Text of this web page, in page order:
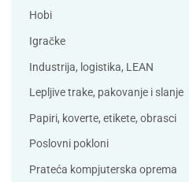
Debatin
Duracell
ELBA
Eleven
Elix Clean
Falken
Flieger
Fun Range
Hobi
Igračke
Industrija, logistika, LEAN
Lepljive trake, pakovanje i slanje
Papiri, koverte, etikete, obrasci
Poslovni pokloni
Prateća kompjuterska oprema